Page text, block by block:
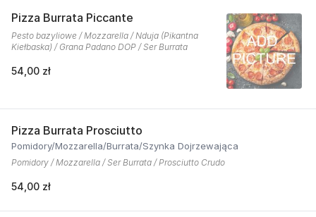
Pizza Burrata Piccante
Pesto bazyliowe / Mozzarella / Nduja (Pikantna
Kiełbaska) / Grana Padano DOP / Ser Burrata
54,00 zł
Pizza Burrata Prosciutto
Pomidory/Mozzarella/Burrata/Szynka Dojrzewająca
Pomidory / Mozzarella / Ser Burrata / Prosciutto Crudo
54,00 zł